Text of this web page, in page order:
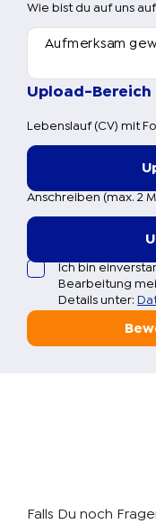
Wie bist du auf uns
Aufmerksam
Upload-Bereich
Lebenslauf (CV) mit
Anschreiben (max. 2
Ich bin
Bearbeitung
Details unter:
Falls Du noch